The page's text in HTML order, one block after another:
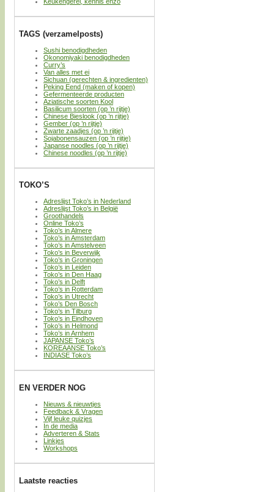
TAGS (verzamelposts)
Sushi benodigdheden
Okonomiyaki benodigdheden
Curry’s
Van alles met ei
Sichuan (gerechten & ingredienten)
Peking Eend (maken of kopen)
Gefermenteerde producten
Aziatische soorten Kool
Basilicum soorten (op ’n rijtje)
Chinese Bieslook (op ’n rijtje)
Gember (op ’n rijtje)
Zwarte zaadjes (op ’n rijtje)
Sojabonensauzen (op ’n rijtje)
Japanse noodles (op ’n rijtje)
Chinese noodles (op ’n rijtje)
TOKO’S
Adreslijst Toko’s in Nederland
Adreslijst Toko’s in België
Groothandels
Online Toko’s
Toko’s in Almere
Toko’s in Amsterdam
Toko’s in Amstelveen
Toko’s in Beverwijk
Toko’s in Groningen
Toko’s in Leiden
Toko’s in Den Haag
Toko’s in Delft
Toko’s in Rotterdam
Toko’s in Utrecht
Toko’s Den Bosch
Toko’s in Tilburg
Toko’s in Eindhoven
Toko’s in Helmond
Toko’s in Arnhem
JAPANSE Toko’s
KOREAANSE Toko’s
INDIASE Toko’s
EN VERDER NOG
Nieuws & nieuwtjes
Feedback & Vragen
Vijf leuke quizjes
In de media
Adverteren & Stats
Linkjes
Workshops
Laatste reacties